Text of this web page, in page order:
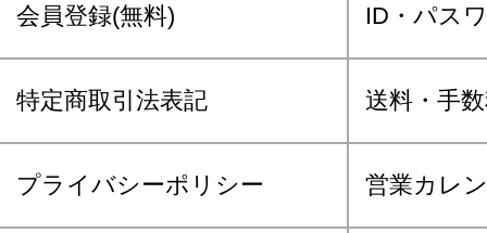
会員登録(無料) ID・パス
特定商取引法表記 送料・手
プライバシーポリシー 営業カレ